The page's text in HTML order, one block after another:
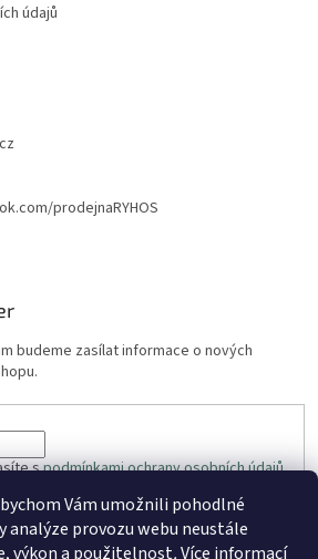
Vám umožnili pohodlné
analýze provozu webu neustále
výkon a použitelnost.Více informací
údajů
prodejnaRYHOS
budeme zasílat informace o nových
spodmínkami ochrany osobních údajů